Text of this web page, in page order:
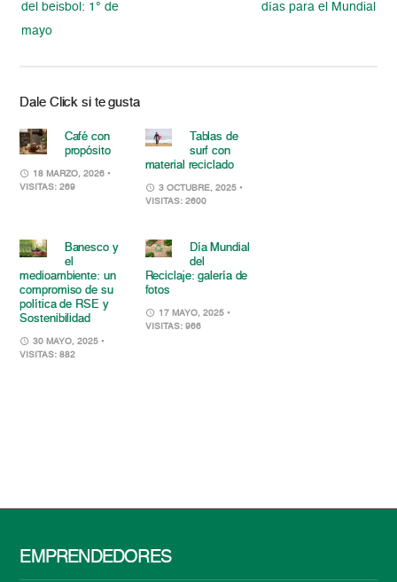
del beisbol: 1° de
mayo
días para el Mundial
Dale Click si te gusta
Café con
propósito
18 MARZO, 2026 •
VISITAS: 269
Tablas de
surf con
material reciclado
3 OCTUBRE, 2025 •
VISITAS: 2600
Banesco y
el
medioambiente: un
compromiso de su
política de RSE y
Sostenibilidad
30 MAYO, 2025 •
VISITAS: 882
Día Mundial
del
Reciclaje: galería de
fotos
17 MAYO, 2025 •
VISITAS: 966
EMPRENDEDORES